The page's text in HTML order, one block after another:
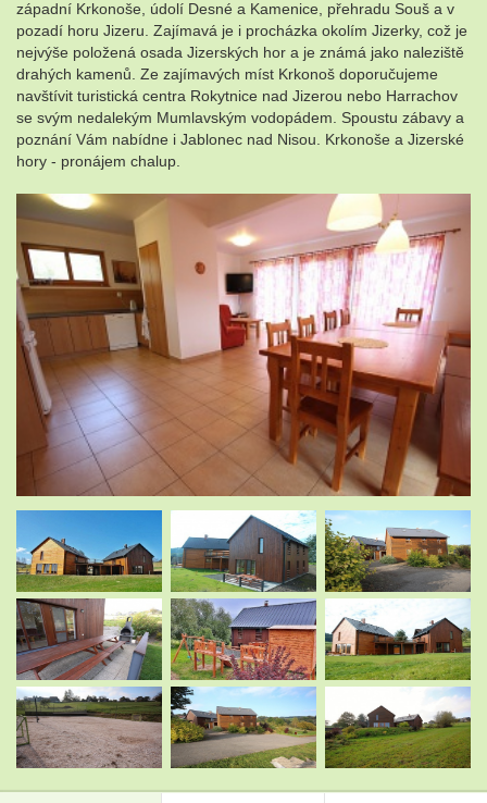
západní Krkonoše, údolí Desné a Kamenice, přehradu Souš a v
pozadí horu Jizeru. Zajímavá je i procházka okolím Jizerky, což je
nejvýše položená osada Jizerských hor a je známá jako naleziště
drahých kamenů. Ze zajímavých míst Krkonoš doporučujeme
navštívit turistická centra Rokytnice nad Jizerou nebo Harrachov
se svým nedalekým Mumlavským vodopádem. Spoustu zábavy a
poznání Vám nabídne i Jablonec nad Nisou. Krkonoše a Jizerské
hory - pronájem chalup.